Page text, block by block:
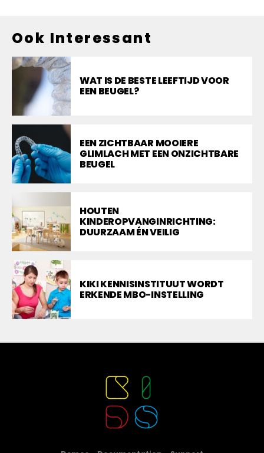
Ook Interessant
WAT IS DE BESTE LEEFTIJD VOOR
EEN BEUGEL?
EEN ZICHTBAAR MOOIERE
GLIMLACH MET EEN ONZICHTBARE
BEUGEL
HOUTEN
KINDEROPVANGINRICHTING:
DUURZAAM ÉN VEILIG
KIKI KENNISINSTITUUT WORDT
ERKENDE MBO-INSTELLING